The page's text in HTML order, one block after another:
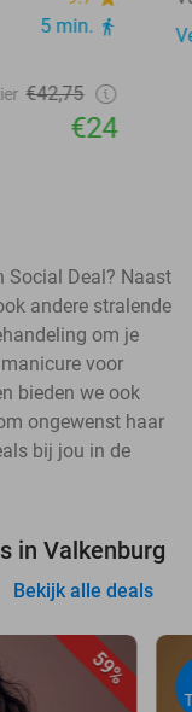
5 min.
€42,75
€24
Social Deal? Naast
andere stralende
om je
voor
bieden we ook
ongewenst haar
bij jou in de
in Valkenburg
Bekijk alle deals
59%